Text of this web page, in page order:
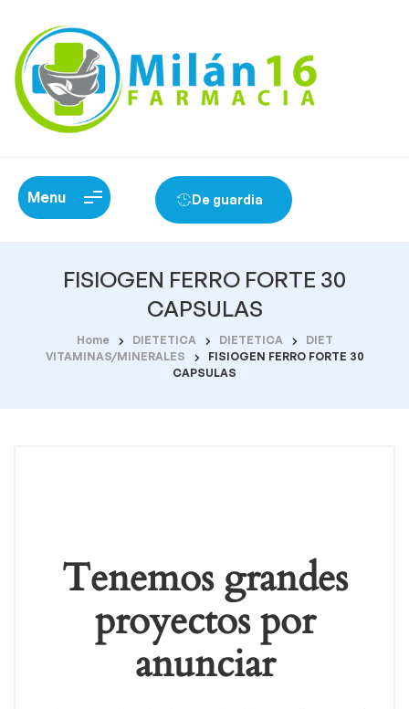
Menu De guardia
FISIOGEN FERRO FORTE 30
CAPSULAS
Home DIETETICA DIETETICA
DIET
VITAMINAS/MINERALES
FISIOGEN FERRO FORTE 30
CAPSULAS
Tenemos grandes
proyectos por
anunciar